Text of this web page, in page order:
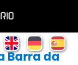
Barra da